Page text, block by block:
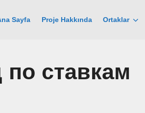
Sayfa Proje Hakkında Ortaklar
по ставкам